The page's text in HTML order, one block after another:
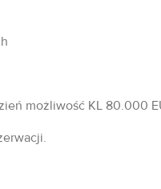
możliwość KL 80.000